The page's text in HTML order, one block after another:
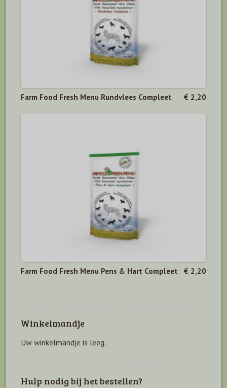
Farm Food Fresh Menu Rundvlees Compleet € 2,20
Farm Food Fresh Menu Pens & Hart Compleet € 2,20
Winkelmandje
Uw winkelmandje is leeg.
Hulp nodig bij het bestellen?